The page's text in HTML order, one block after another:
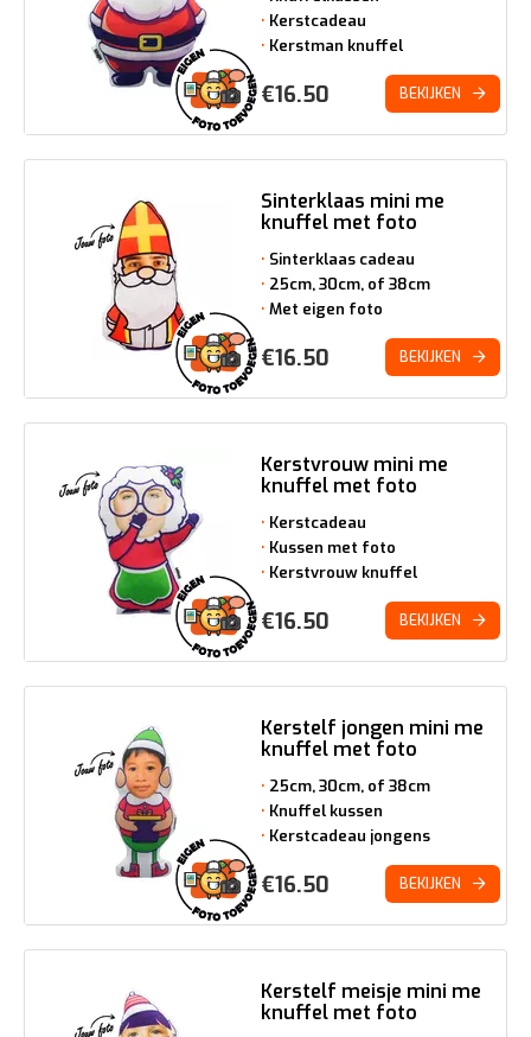
Kerstcadeau
Kerstman knuffel
€16.50 BEKIJKEN
Sinterklaas mini me
knuffel met foto
Sinterklaas cadeau
25cm, 30cm, of 38cm
Met eigen foto
€16.50 BEKIJKEN
Kerstvrouw mini me
knuffel met foto
Kerstcadeau
Kussen met foto
Kerstvrouw knuffel
€16.50 BEKIJKEN
Kerstelf jongen mini me
knuffel met foto
25cm, 30cm, of 38cm
Knuffel kussen
Kerstcadeau jongens
€16.50 BEKIJKEN
Kerstelf meisje mini me
knuffel met foto